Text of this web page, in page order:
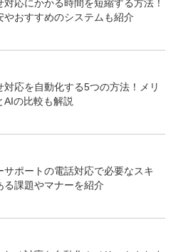
ドする
東京都新宿区西新宿3丁目8番3号 新
シー
対応にかかる時間を短縮する方法！
やおすすめのシステムも紹介
対応を自動化する5つの方法！メリ
AIの比較も解説
サポートの電話対応で必要なスキ
る課題やマナーを紹介